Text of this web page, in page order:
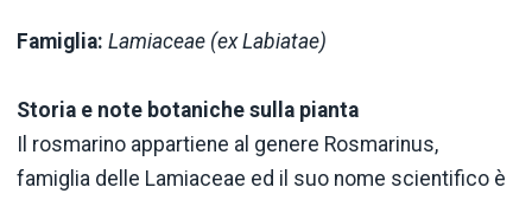
Famiglia: Lamiaceae (ex Labiatae)
Storia e note botaniche sulla pianta
Il rosmarino appartiene al genere Rosmarinus,
famiglia delle Lamiaceae ed il suo nome scientifico è